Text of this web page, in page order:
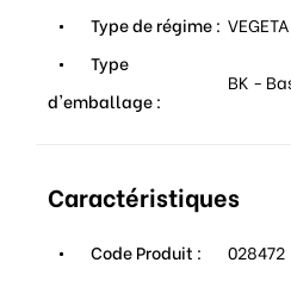
Type de régime :
Type
d'emballage :
BK -
Caractéristiques
Code Produit : 028472